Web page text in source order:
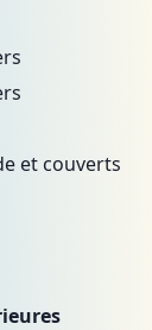
et couverts